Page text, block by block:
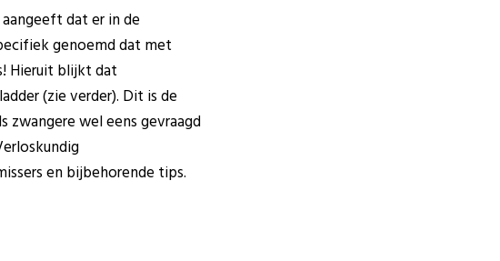
dat er in de
genoemd dat met
Hieruit blijkt dat
(zie verder). Dit is de
wel eens gevraagd
en bijbehorende tips.